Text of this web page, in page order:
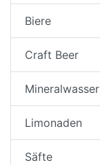
Biere
Craft Beer
Mineralwasser
Limonaden
Säfte